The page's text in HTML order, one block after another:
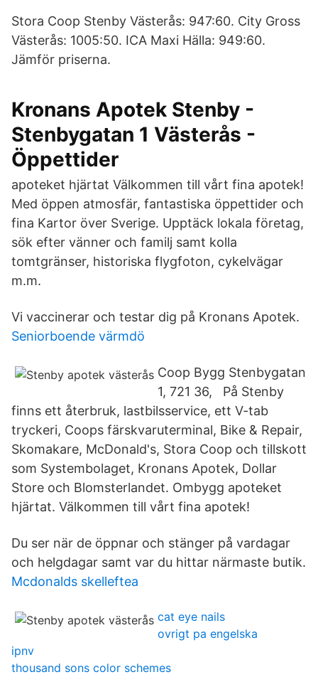
Stora Coop Stenby Västerås: 947:60. City Gross
Västerås: 1005:50. ICA Maxi Hälla: 949:60.
Jämför priserna.
Kronans Apotek Stenby -
Stenbygatan 1 Västerås -
Öppettider
apoteket hjärtat Välkommen till vårt fina apotek!
Med öppen atmosfär, fantastiska öppettider och
fina Kartor över Sverige. Upptäck lokala företag,
sök efter vänner och familj samt kolla
tomtgränser, historiska flygfoton, cykelvägar
m.m.
Vi vaccinerar och testar dig på Kronans Apotek.
Seniorboende värmdö
Coop Bygg Stenbygatan
1, 721 36, På Stenby
finns ett återbruk, lastbilsservice, ett V-tab
tryckeri, Coops färskvaruterminal, Bike & Repair,
Skomakare, McDonald's, Stora Coop och tillskott
som Systembolaget, Kronans Apotek, Dollar
Store och Blomsterlandet. Ombygg apoteket
hjärtat. Välkommen till vårt fina apotek!
Du ser när de öppnar och stänger på vardagar
och helgdagar samt var du hittar närmaste butik.
Mcdonalds skelleftea
cat eye nails
ovrigt pa engelska
ipnv
thousand sons color schemes